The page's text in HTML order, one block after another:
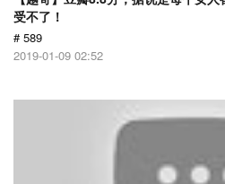
受不了！
# 589
2019-01-09 02:52